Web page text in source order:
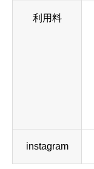
利用料
instagram